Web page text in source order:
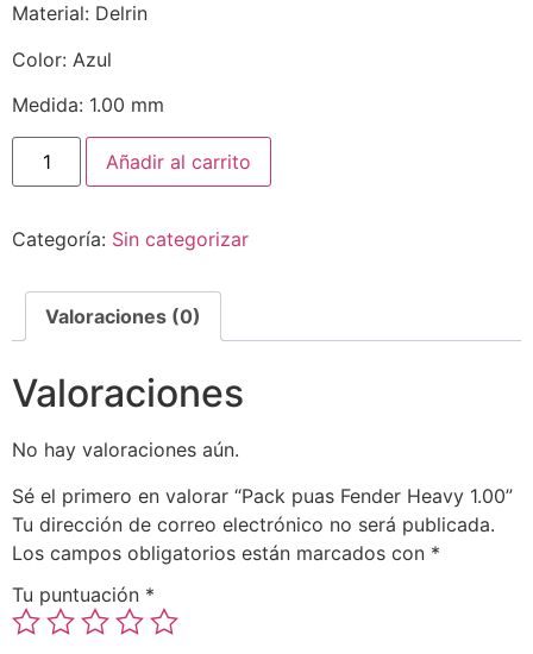
Material: Delrin
Color: Azul
Medida: 1.00 mm
Añadir al carrito
Categoría: Sin categorizar
Valoraciones (0)
Valoraciones
No hay valoraciones aún.
Sé el primero en valorar “Pack puas Fender Heavy 1.00”
Tu dirección de correo electrónico no será publicada.
Los campos obligatorios están marcados con *
Tu puntuación *